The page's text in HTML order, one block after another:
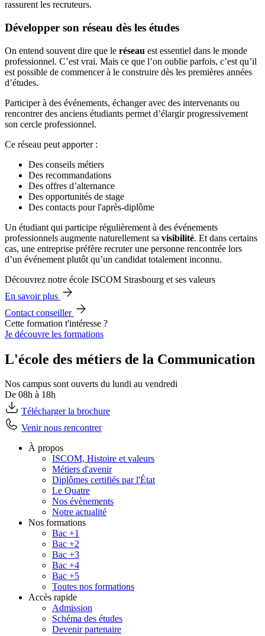
rassurent les recruteurs.
Développer son réseau dès les études
On entend souvent dire que le réseau est essentiel dans le monde
professionnel. C’est vrai. Mais ce que l’on oublie parfois, c’est qu’il
est possible de commencer à le construire dès les premières années
d’études.
Participer à des événements, échanger avec des intervenants ou
rencontrer des anciens étudiants permet d’élargir progressivement
son cercle professionnel.
Ce réseau peut apporter :
Des conseils métiers
Des recommandations
Des offres d’alternance
Des opportunités de stage
Des contacts pour l'après-diplôme
Un étudiant qui participe régulièrement à des événements
professionnels augmente naturellement sa visibilité. Et dans certains
cas, une entreprise préfère recruter une personne rencontrée lors
d’un événement plutôt qu’un candidat totalement inconnu.
Découvrez notre école ISCOM Strasbourg et ses valeurs
En savoir plus
Contact conseiller
Cette formation t'intéresse ?
Je découvre les formations
L'école des métiers de la Communication
Nos campus sont ouverts du lundi au vendredi
De 08h à 18h
Télécharger la brochure
Venir nous rencontrer
À propos
ISCOM, Histoire et valeurs
Métiers d'avenir
Diplômes certifiés par l'État
Le Quatre
Nos évènements
Notre actualité
Nos formations
Bac +1
Bac +2
Bac +3
Bac +4
Bac +5
Toutes nos formations
Accès rapide
Admission
Schéma des études
Devenir partenaire